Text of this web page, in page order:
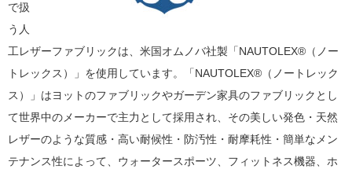
で扱
う人
工レザーファブリックは、米国オムノバ社製「NAUTOLEX®（ノー
トレックス）」を使用しています。「NAUTOLEX®（ノートレック
ス）」はヨットのファブリックやガーデン家具のファブリックとし
て世界中のメーカーで主力として採用され、その美しい発色・天然
レザーのような質感・高い耐候性・防汚性・耐摩耗性・簡単なメン
テナンス性によって、ウォータースポーツ、フィットネス機器、ホ